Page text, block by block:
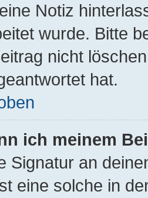
Notiz
wurde. Bitte
nicht
hat.
ich meinem
Signatur an
eine solche in